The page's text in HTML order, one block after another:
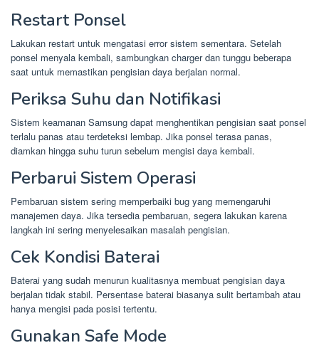
Restart Ponsel
Lakukan restart untuk mengatasi error sistem sementara. Setelah
ponsel menyala kembali, sambungkan charger dan tunggu beberapa
saat untuk memastikan pengisian daya berjalan normal.
Periksa Suhu dan Notifikasi
Sistem keamanan Samsung dapat menghentikan pengisian saat ponsel
terlalu panas atau terdeteksi lembap. Jika ponsel terasa panas,
diamkan hingga suhu turun sebelum mengisi daya kembali.
Perbarui Sistem Operasi
Pembaruan sistem sering memperbaiki bug yang memengaruhi
manajemen daya. Jika tersedia pembaruan, segera lakukan karena
langkah ini sering menyelesaikan masalah pengisian.
Cek Kondisi Baterai
Baterai yang sudah menurun kualitasnya membuat pengisian daya
berjalan tidak stabil. Persentase baterai biasanya sulit bertambah atau
hanya mengisi pada posisi tertentu.
Gunakan Safe Mode